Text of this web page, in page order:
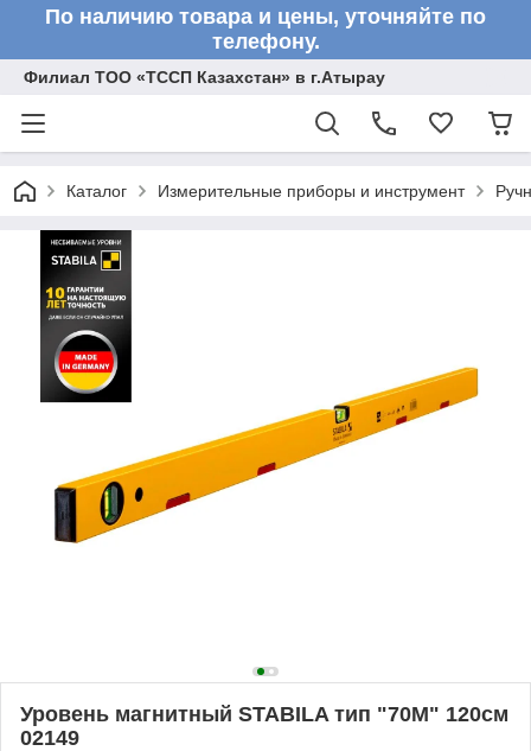
По наличию товара и цены, уточняйте по
телефону.
Филиал ТОО «ТССП Казахстан» в г.Атырау
Каталог Измерительные приборы и инструмент
Уровень магнитный STABILA тип "70М" 120см
02149